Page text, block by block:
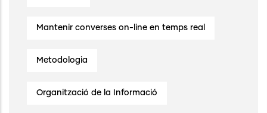
Mantenir converses on-line en temps real
Metodologia
Organització de la Informació